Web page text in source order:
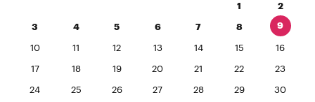
1 2
3 4 5 6 7 8 9
10 11 12 13 14 15 16
17 18 19 20 21 22 23
24 25 26 27 28 29 30